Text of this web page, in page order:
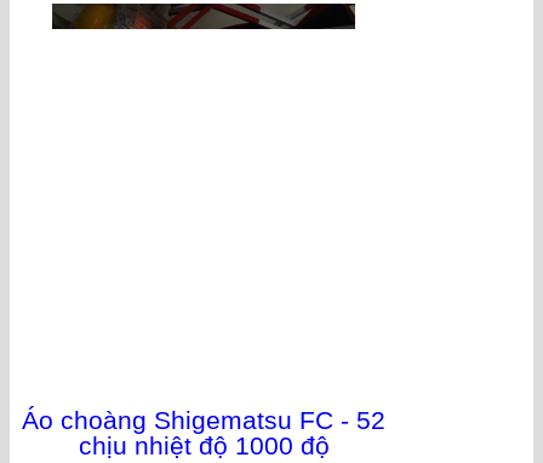
Áo choàng Shigematsu FC - 52
chịu nhiệt độ 1000 độ